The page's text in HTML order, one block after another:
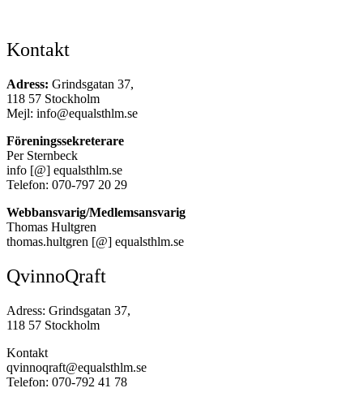
Kontakt
Adress: Grindsgatan 37,
118 57 Stockholm
Mejl: info@equalsthlm.se
Föreningssekreterare
Per Sternbeck
info [@] equalsthlm.se
Telefon: 070-797 20 29
Webbansvarig/Medlemsansvarig
Thomas Hultgren
thomas.hultgren [@] equalsthlm.se
QvinnoQraft
Adress: Grindsgatan 37,
118 57 Stockholm
Kontakt
qvinnoqraft@equalsthlm.se
Telefon: 070-792 41 78